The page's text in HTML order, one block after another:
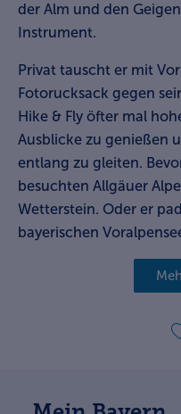
der Alm und den
Instrument.
Privat tauscht er mit
Fotorucksack gegen
Hike & Fly öfter mal
Ausblicke zu genießen
entlang zu gleiten.
besuchten Allgäuer
Wetterstein. Oder er
bayerischen